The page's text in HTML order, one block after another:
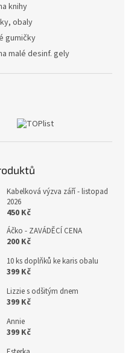
knihy
obaly
gumičky
malé desinf. gely
Kabelková výzva září - listopad
2026
450 Kč
Áčko - ZAVÁDĚCÍ CENA
200 Kč
10 ks doplňků ke karis obalu
399 Kč
Lizzie s odšitým dnem
399 Kč
Annie
399 Kč